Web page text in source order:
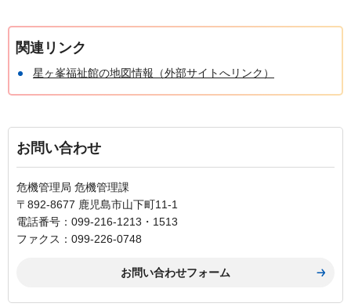
関連リンク
星ヶ峯福祉館の地図情報（外部サイトへリンク）
お問い合わせ
危機管理局 危機管理課
〒892-8677 鹿児島市山下町11-1
電話番号：099-216-1213・1513
ファクス：099-226-0748